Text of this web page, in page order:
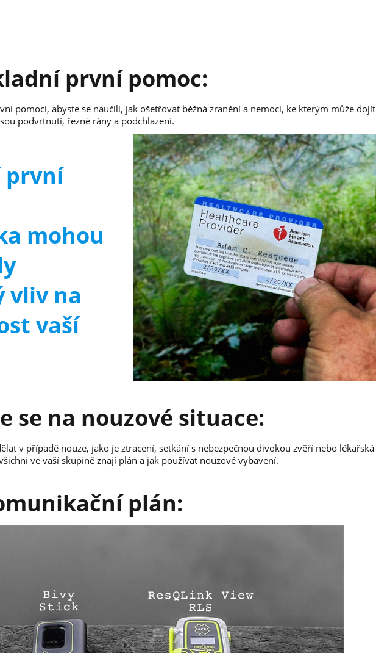
první pomoc:
pomoci, abyste se naučili, jak ošetřovat běžná zranění a nemoci, ke kterým může dojít
podvrtnutí, řezné rány a podchlazení.
první
mohou
vliv na
vaší
se na nouzové situace:
v případě nouze, jako je ztracení, setkání s nebezpečnou divokou zvěří nebo lékařská
ve vaší skupině znají plán a jak používat nouzové vybavení.
plán: